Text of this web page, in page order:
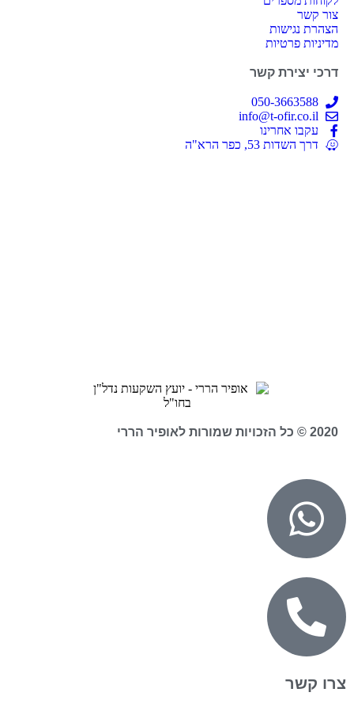
צור קשר
הצהרת נגישות
מדיניות פרטיות
דרכי יצירת קשר
050-3663588
info@t-ofir.co.il
עקבו אחרינו
דרך השדות 53, כפר הרא"ה
2020 © כל הזכויות שמורות לאופיר הררי
צרו קשר